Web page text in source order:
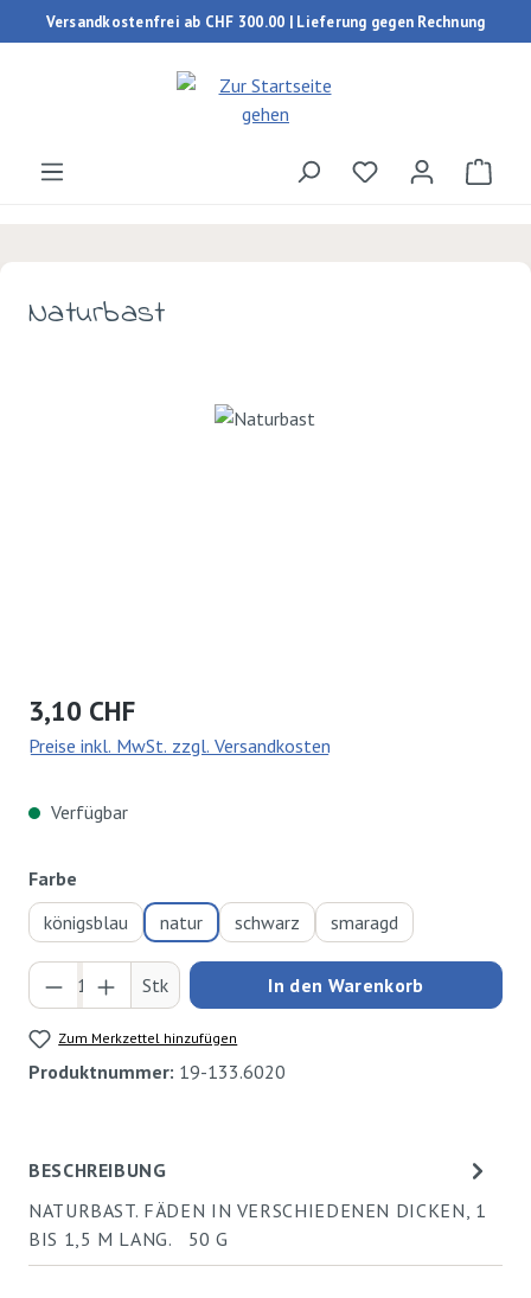
Zum Hauptinhalt springen
Versandkostenfrei ab CHF 300.00 | Lieferung gegen Rechnung
Du hast 0
Naturbast
Bildergalerie überspringen
Regulärer Preis:
3,10 CHF
Preise inkl. MwSt. zzgl. Versandkosten
Verfügbar
Farbe
königsblau
natur schwarz smaragd
Produkt Anzahl: Gib den gewünschten Wert
Stk In den Warenkorb
Zum Merkzettel hinzufügen
Produktnummer: 19-133.6020
BESCHREIBUNG
NATURBAST. FÄDEN IN VERSCHIEDENEN DICKEN, 1
BIS 1,5 M LANG. 50 G